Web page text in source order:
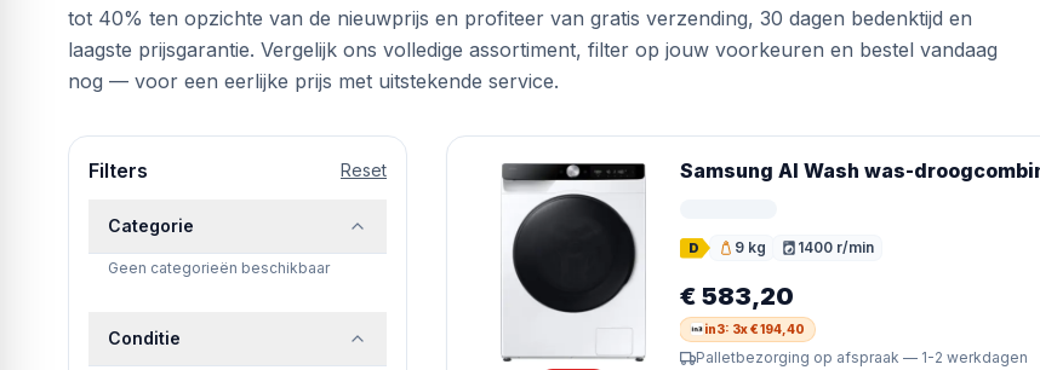
tot 40% ten opzichte van de nieuwprijs en profiteer van gratis verzending, 30 dagen bedenktijd en
laagste prijsgarantie. Vergelijk ons volledige assortiment, filter op jouw voorkeuren en bestel vandaag
nog — voor een eerlijke prijs met uitstekende service.
Filters Reset
Categorie
Geen categorieën beschikbaar
Conditie
Samsung AI Wash was-
D 9 kg
Vulgewicht 1400 r/min
Toerental
€ 583,20
in3: 3x € 194,40
Palletbezorging op afspraak — 1-2 werkdagen